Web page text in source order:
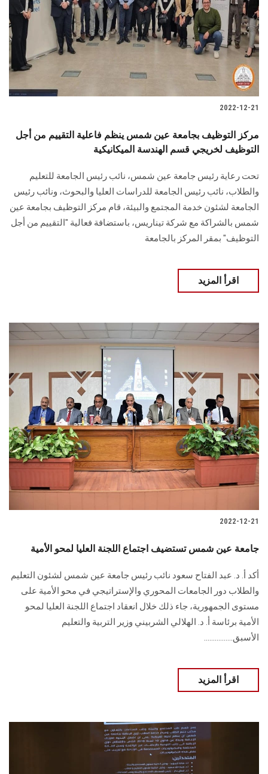
2022-12-21
مركز التوظيف بجامعة عين شمس ينظم فاعلية التقييم من أجل
التوظيف لخريجي قسم الهندسة الميكانيكية
تحت رعاية رئيس جامعة عين شمس، نائب رئيس الجامعة للتعليم
والطلاب، نائب رئيس الجامعة للدراسات العليا والبحوث، ونائب رئيس
الجامعة لشئون خدمة المجتمع والبيئة، قام مركز التوظيف بجامعة عين
شمس بالشراكة مع شركة تيناريس، باستضافة فعالية "التقييم من أجل
التوظيف" بمقر المركز بالجامعة
اقرأ المزيد
2022-12-21
جامعة عين شمس تستضيف اجتماع اللجنة العليا لمحو الأمية
أكد أ. د. عبد الفتاح سعود نائب رئيس جامعة عين شمس لشئون التعليم
والطلاب دور الجامعات المحوري والإستراتيجي في محو الأمية على
مستوى الجمهورية، جاء ذلك خلال انعقاد اجتماع اللجنة العليا لمحو
الأمية برئاسة أ. د. الهلالي الشربيني وزير التربية والتعليم
الأسبق................
اقرأ المزيد